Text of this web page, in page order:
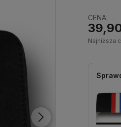
CENA:
Najniższa